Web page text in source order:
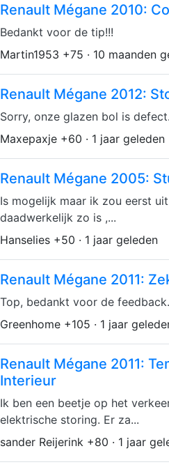
Renault Mégane 2010:
Bedankt voor de tip!!!
Martin1953 +75 · 10 maanden
Renault Mégane 2012:
Sorry, onze glazen bol is defect.
Maxepaxje +60 · 1 jaar geleden
Renault Mégane 2005:
Is mogelijk maar ik zou eerst
daadwerkelijk zo is ,...
Hanselies +50 · 1 jaar geleden
Renault Mégane 2011:
Top, bedankt voor de feedback.
Greenhome +105 · 1 jaar
Renault Mégane 2011:
Interieur
Ik ben een beetje op het
elektrische storing. Er za...
sander Reijerink +80 · 1 jaar